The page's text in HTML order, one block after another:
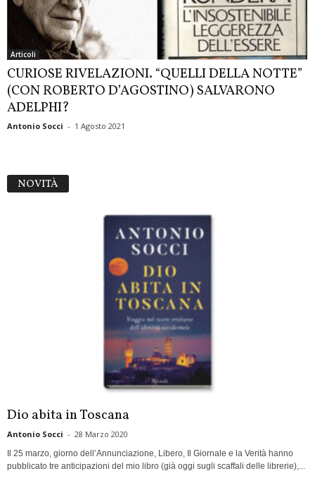
Articoli
CURIOSE RIVELAZIONI. “QUELLI DELLA NOTTE”
(CON ROBERTO D’AGOSTINO) SALVARONO
ADELPHI?
Antonio Socci - 1 Agosto 2021
NOVITÀ
Dio abita in Toscana
Antonio Socci - 28 Marzo 2020
Il 25 marzo, giorno dell’Annunciazione, Libero, Il Giornale e la Verità hanno
pubblicato tre anticipazioni del mio libro (già oggi sugli scaffali delle librerie),...